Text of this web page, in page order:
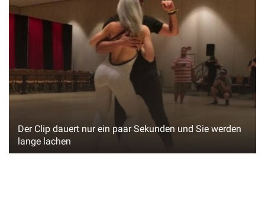
Der Clip dauert nur ein paar Sekunden und Sie werden
lange lachen